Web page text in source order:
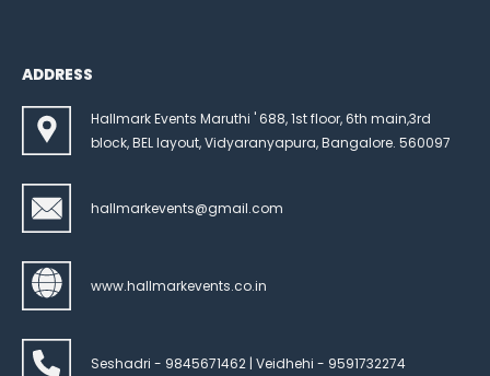
ADDRESS
Hallmark Events Maruthi ' 688, 1st floor, 6th main,3rd
block, BEL layout, Vidyaranyapura, Bangalore. 560097
hallmarkevents@gmail.com
www.hallmarkevents.co.in
Seshadri - 9845671462 | Veidhehi - 9591732274